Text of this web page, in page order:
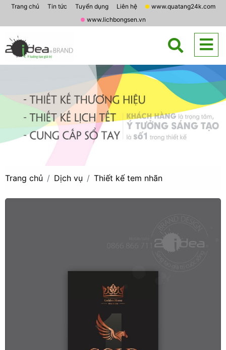
Trang chủ Tin tức Tuyển dụng Liên hệ
www.quatang24k.com
www.lichbongsen.vn
Trang chủ Dịch vụ Thiết kế tem nhãn